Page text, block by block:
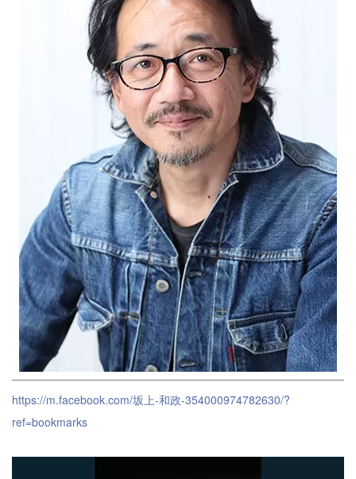
https://m.facebook.com/坂上-和政-354000974782630/?
ref=bookmarks